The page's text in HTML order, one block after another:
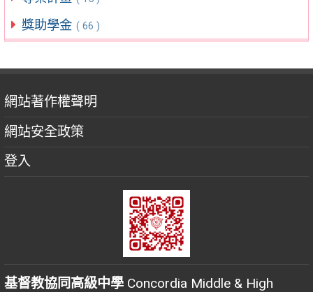
獎助學金 ( 66 )
網站著作權聲明
網站安全政策
登入
基督教協同高級中學 Concordia Middle & High